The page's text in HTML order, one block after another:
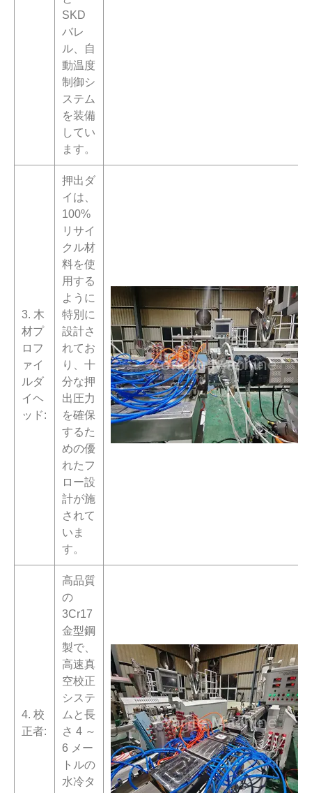
SKD
バレ
ル、自
動温度
制御シ
ステム
を装備
してい
ます。
3. 木
材プ
ロフ
ァイ
ルダ
イヘ
ッド:
押出ダ
イは、
100%
リサイ
クル材
料を使
用する
ように
特別に
設計さ
れてお
り、十
分な押
出圧力
を確保
するた
めの優
れたフ
ロー設
計が施
されて
いま
す。
4. 校
正者:
高品質
の
3Cr17
金型鋼
製で、
高速真
空校正
システ
ムと長
さ 4 ～
6 メー
トルの
水冷タ